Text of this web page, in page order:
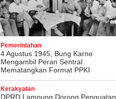
Pemerintahan
4 Agustus 1945, Bung Karno
Mengambil Peran Sentral
Mematangkan Format PPKI
Kerakyatan
DPRD Lampung Dorong Penguatan